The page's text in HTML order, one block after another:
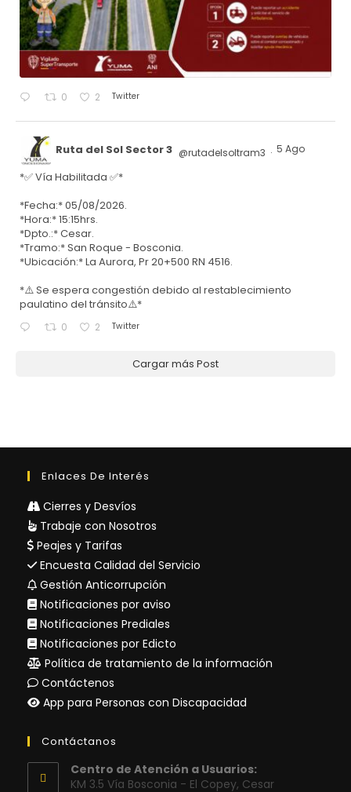
0 2 Twitter
Ruta del Sol Sector 3 @rutadelsoltram3 · 5 Ago
*✅ Vía Habilitada ✅*
*Fecha:* 05/08/2026.
*Hora:* 15:15hrs.
*Dpto.:* Cesar.
*Tramo:* San Roque - Bosconia.
*Ubicación:* La Aurora, Pr 20+500 RN 4516.
*⚠️ Se espera congestión debido al restablecimiento
paulatino del tránsito⚠️*
0 2 Twitter
Cargar más Post
Enlaces De Interés
Cierres y Desvíos
Trabaje con Nosotros
Peajes y Tarifas
Encuesta Calidad del Servicio
Gestión Anticorrupción
Notificaciones por aviso
Notificaciones Prediales
Notificaciones por Edicto
Política de tratamiento de la información
Contáctenos
App para Personas con Discapacidad
Contáctanos
Centro de Atención a Usuarios:
KM 3.5 Vía Bosconia - El Copey, Cesar